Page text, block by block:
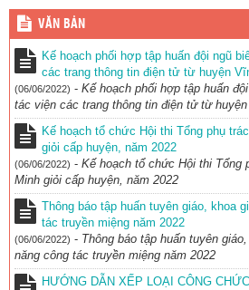
VĂN BẢN
Kế hoạch phối hợp tập huấn đội ngũ
các trang thông tin điện tử từ huyện
(06/06/2022) - Kế hoạch phối hợp tập huấn
tác viện các trang thông tin điện tử từ
Kế hoạch tổ chức Hội thi Tổng phụ
giỏi cấp huyện, năm 2022
(06/06/2022) - Kế hoạch tổ chức Hội thi Tổng
Minh giỏi cấp huyện, năm 2022
Thông báo tập huấn tuyên giáo, khoa
tác truyền miệng năm 2022
(06/06/2022) - Thông báo tập huấn tuyên
năng công tác truyền miệng năm 2022
HƯỚNG DẪN XẾP LOẠI CÔNG